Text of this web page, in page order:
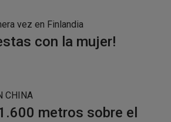
vez en Finlandia
con la mujer!
CHINA
metros sobre el